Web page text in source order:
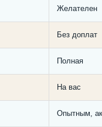
Желателен
Без доплат
Полная
На вас
Опытным,